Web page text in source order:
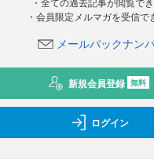
・会員限定メルマガを受信で
メールバックナン
新規会員登録 無料
ログイン